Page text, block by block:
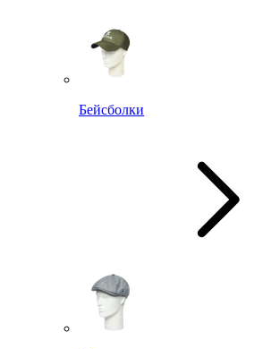
Бейсболки